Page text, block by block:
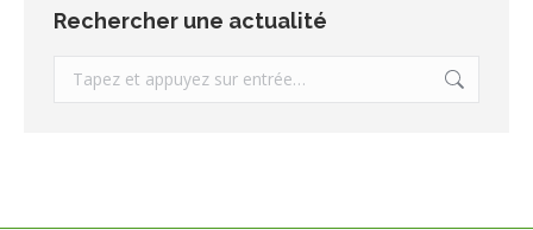
Rechercher une actualité
Recherche
: